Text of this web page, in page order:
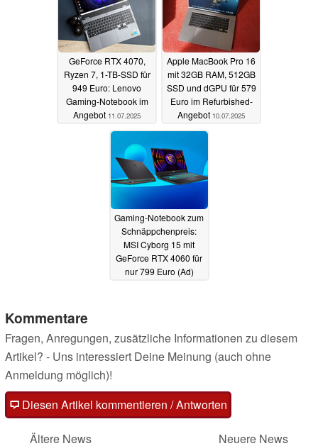
GeForce RTX 4070,
Ryzen 7, 1-TB-SSD für
949 Euro: Lenovo
Gaming-Notebook im
Angebot 11.07.2025
Apple MacBook Pro 16
mit 32GB RAM, 512GB
SSD und dGPU für 579
Euro im Refurbished-
Angebot 10.07.2025
Gaming-Notebook zum
Schnäppchenpreis:
MSI Cyborg 15 mit
GeForce RTX 4060 für
nur 799 Euro (Ad)
Kommentare
Fragen, Anregungen, zusätzliche Informationen zu diesem
Artikel? - Uns interessiert Deine Meinung (auch ohne
Anmeldung möglich)!
Diesen Artikel kommentieren / Antworten
Ältere News
Neuere News